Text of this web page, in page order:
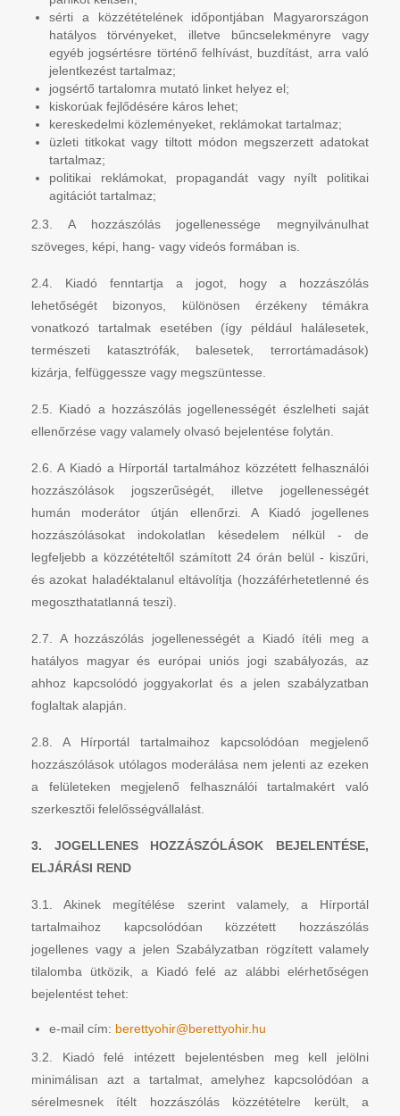
sérti a közzétételének időpontjában Magyarországon
hatályos törvényeket, illetve bűncselekményre vagy
egyéb jogsértésre történő felhívást, buzdítást, arra való
jelentkezést tartalmaz;
jogsértő tartalomra mutató linket helyez el;
kiskorúak fejlődésére káros lehet;
kereskedelmi közleményeket, reklámokat tartalmaz;
üzleti titkokat vagy tiltott módon megszerzett adatokat
tartalmaz;
politikai reklámokat, propagandát vagy nyílt politikai
agitációt tartalmaz;
2.3. A hozzászólás jogellenessége megnyilvánulhat
szöveges, képi, hang- vagy videós formában is.
2.4. Kiadó fenntartja a jogot, hogy a hozzászólás
lehetőségét bizonyos, különösen érzékeny témákra
vonatkozó tartalmak esetében (így például halálesetek,
természeti katasztrófák, balesetek, terrortámadások)
kizárja, felfüggessze vagy megszüntesse.
2.5. Kiadó a hozzászólás jogellenességét észlelheti saját
ellenőrzése vagy valamely olvasó bejelentése folytán.
2.6. A Kiadó a Hírportál tartalmához közzétett felhasználói
hozzászólások jogszerűségét, illetve jogellenességét
humán moderátor útján ellenőrzi. A Kiadó jogellenes
hozzászólásokat indokolatlan késedelem nélkül - de
legfeljebb a közzétételtől számított 24 órán belül - kiszűri,
és azokat haladéktalanul eltávolítja (hozzáférhetetlenné és
megoszthatatlanná teszi).
2.7. A hozzászólás jogellenességét a Kiadó ítéli meg a
hatályos magyar és európai uniós jogi szabályozás, az
ahhoz kapcsolódó joggyakorlat és a jelen szabályzatban
foglaltak alapján.
2.8. A Hírportál tartalmaihoz kapcsolódóan megjelenő
hozzászólások utólagos moderálása nem jelenti az ezeken
a felületeken megjelenő felhasználói tartalmakért való
szerkesztői felelősségvállalást.
3. JOGELLENES HOZZÁSZÓLÁSOK BEJELENTÉSE,
ELJÁRÁSI REND
3.1. Akinek megítélése szerint valamely, a Hírportál
tartalmaihoz kapcsolódóan közzétett hozzászólás
jogellenes vagy a jelen Szabályzatban rögzített valamely
tilalomba ütközik, a Kiadó felé az alábbi elérhetőségen
bejelentést tehet:
e-mail cím: berettyohir@berettyohir.hu
3.2. Kiadó felé intézett bejelentésben meg kell jelölni
minimálisan azt a tartalmat, amelyhez kapcsolódóan a
sérelmesnek ítélt hozzászólás közzétételre került, a